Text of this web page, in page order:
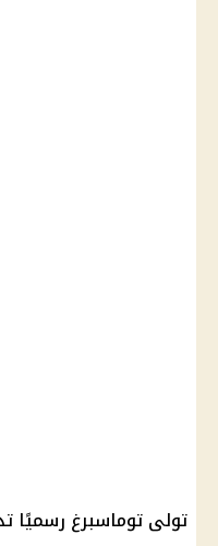
تولى توماسبرغ رسميًا